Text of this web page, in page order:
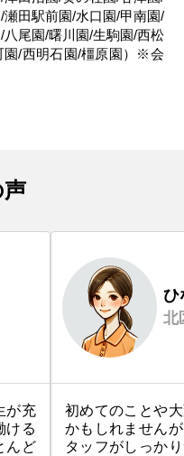
田駅前園/水口園/甲南園/
尾園/曙川園/生駒園/西松
園/西明石園/橿原園）※会
が充
ける
んど
ひ
北
初めてのことや
かもしれません
タッフがしっか